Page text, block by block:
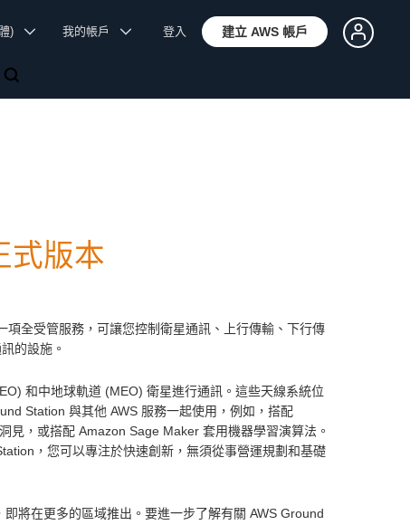
體) 我的帳戶 登入 建立 AWS 帳戶
式版本
全受管服務，可讓您控制衛星通訊、上行傳輸、下行傳
的設施。
和中地球軌道 (MEO) 衛星進行通訊。這些天線系統位
Station 與其他 AWS 服務一起使用，例如，搭配
，或搭配 Amazon Sage Maker 套用機器學習演算法。
，您可以專注於快速創新，無須從事營運規劃和基礎
將在更多的區域推出。要進一步了解有關 AWS Ground